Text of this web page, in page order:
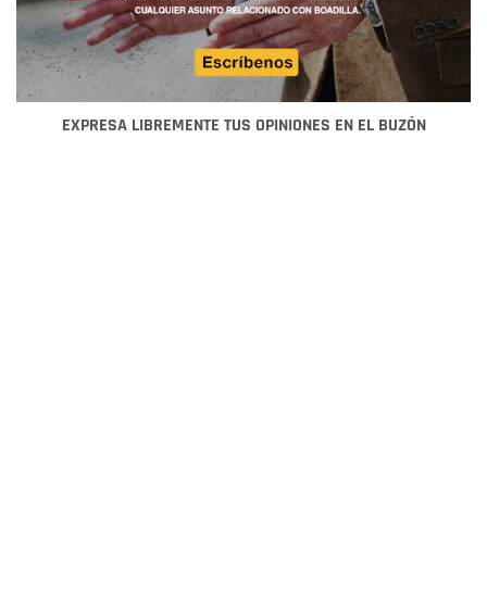
EXPRESA LIBREMENTE TUS OPINIONES EN EL BUZÓN